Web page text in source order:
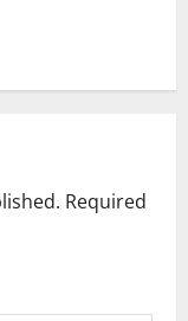
Required